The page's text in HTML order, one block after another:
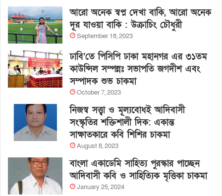
আরো অনেক স্বপ্ন দেখা বাকি, আরো অনেক
দূর যাওয়া বাকি : উক্রাচিং চৌধুরী
September 18, 2023
ঢাবি’তে পিসিপি ঢাকা মহানগর এর ৩১তম
কাউন্সিল সম্পন্নঃ সভাপতি জগদীশ এবং
সম্পাদক শুভ চাকমা
October 7, 2023
নিজস্ব সত্ত্বা ও মূল্যবোধই আদিবাসী
সংস্কৃতির শক্তিশালী দিক: একান্ত
সাক্ষাতকারে কবি শিশির চাকমা
August 8, 2023
বাংলা একাডেমি সাহিত্য পুরস্কার পাচ্ছেন
আদিবাসী কবি ও সাহিত্যিক মৃত্তিকা চাকমা
January 25, 2024